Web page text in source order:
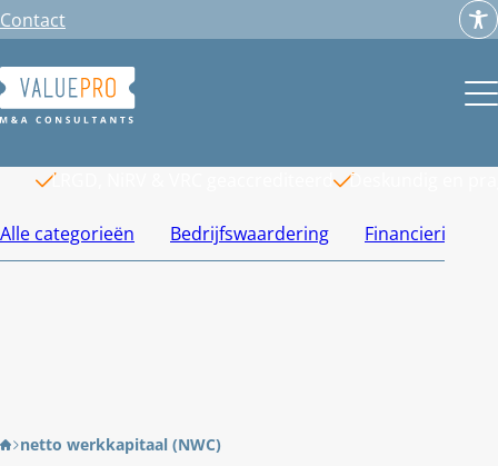
Ga
naar
de
inhoud
Contact
LRGD, NiRV & VRC geaccrediteerd Deskundig en
Alle categorieën Bedrijfswaardering Financiering
netto werkkapitaal (NWC)